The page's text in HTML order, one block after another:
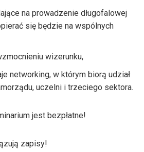
na prowadzenie długofalowej
się będzie na wspólnych
wizerunku,
networking, w którym biorą udział
uczelni i trzeciego sektora.
jest bezpłatne!
zapisy!